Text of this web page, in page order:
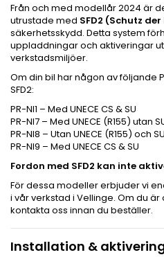
Från och med modellår 2024 är
utrustade med SFD2 (Schutz
säkerhetsskydd. Detta system
uppladdningar och aktiveringar
verkstadsmiljöer.
Om din bil har någon av följande
SFD2:
PR-NI1 – Med UNECE CS & SU
PR-NI7 – Med UNECE (R155) utan
PR-NI8 – Utan UNECE (R155) och
PR-NI9 – Med UNECE CS & SU
Fordon med SFD2 kan inte
För dessa modeller erbjuder vi
i vår verkstad i Vellinge. Om du är
kontakta oss innan du beställer.
Installation &